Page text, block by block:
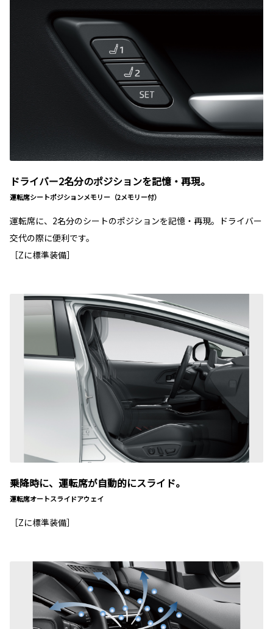
ドライバー2名分のポジションを記憶・再現。
運転席シートポジションメモリー（2メモリー付）
運転席に、2名分のシートのポジションを記憶・再現。ドライバー
交代の際に便利です。
［Zに標準装備］
乗降時に、運転席が自動的にスライド。
運転席オートスライドアウェイ
［Zに標準装備］